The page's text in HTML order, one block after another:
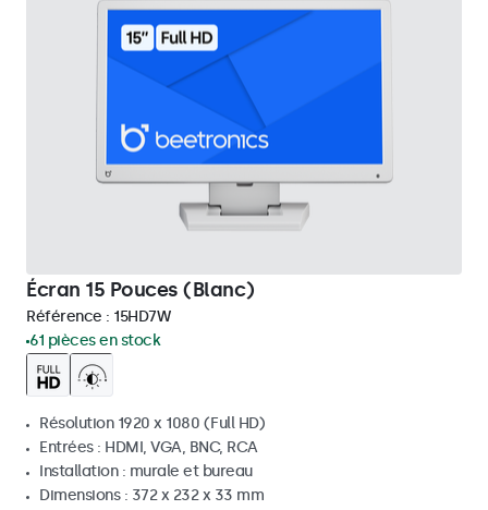
Écran 15 Pouces (Blanc)
Référence : 15HD7W
61 pièces en stock
Résolution 1920 x 1080 (Full HD)
Entrées : HDMI, VGA, BNC, RCA
Installation : murale et bureau
Dimensions : 372 x 232 x 33 mm